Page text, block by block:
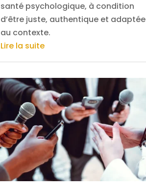
santé psychologique, à condition
d’être juste, authentique et adaptée
au contexte.
Lire la suite